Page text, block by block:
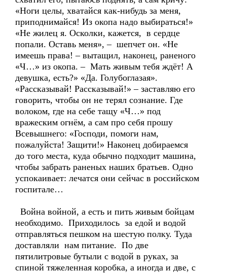
«Ноги целы, хватайся как-нибудь за меня,
приподнимайся! Из окопа надо выбираться!»
«Не жилец я. Осколки, кажется, в сердце
попали. Оставь меня», – шепчет он. «Не
имеешь права! – вытащил, наконец, раненого
«Ч…» из окопа. – Мать живым тебя ждёт! А
девушка, есть?» «Да. Голубоглазая».
«Рассказывай! Рассказывай!» – заставляю его
говорить, чтобы он не терял сознание. Где
волоком, где на себе тащу «Ч…» под
вражеским огнём, а сам про себя прошу
Всевышнего: «Господи, помоги нам,
пожалуйста! Защити!» Наконец добираемся
до того места, куда обычно подходит машина,
чтобы забрать раненых наших братьев. Одно
успокаивает: лечатся они сейчас в российском
госпитале…
Война войной, а есть и пить живым бойцам
необходимо. Приходилось за едой и водой
отправляться пешком на шестую полку. Туда
доставляли нам питание. По две
пятилитровые бутыли с водой в руках, за
спиной тяжеленная коробка, а иногда и две, с